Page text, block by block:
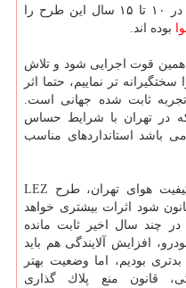
شخصی بستگی دارد. كشورهایی كه در ۱۰ تا ۱۵ سال این طرح را
بوده اند.
قوت اجرایی شود و تلاش
تر نماییم، حتما اثر
گذار خواهد بود چراكه طرح LEZ تجربه ثابت شده جهانی است.
كه در تهران با شرایط حساس
باشد استانداردهای مناسب
به قول مدیرعامل شركت كنترل كیفیت هوای تهران، طرح LEZ
شود اثرات بیشتری خواهد
چند سال اخیر ثابت مانده
افزایش آلایندگی هم باید
بودیم، اما وضعیت بهتر
قانون منع پلاك گذاری